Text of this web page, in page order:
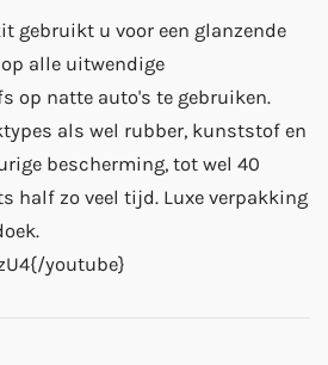
gebruikt u voor een glanzende
alle uitwendige
op natte auto's te gebruiken.
als wel rubber, kunststof en
bescherming, tot wel 40
half zo veel tijd. Luxe verpakking
youtube}